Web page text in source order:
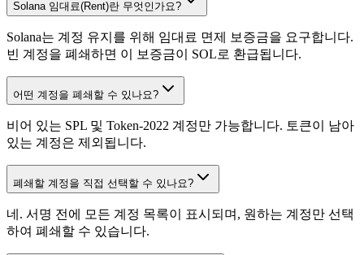
54EMe7aNqM...73nN8qB3AC54EMe
2
Solana 임대료(Rent)란 무엇인가요?
Solana는 계정 유지를 위해 임대료 면제 보증금을 요구합니다.
빈 계정을 폐쇄하면 이 보증금이 SOL로 환급됩니다.
어떤 계정을 폐쇄할 수 있나요?
비어 있는 SPL 및 Token-2022 계정만 가능합니다. 토큰이 남아
있는 계정은 제외됩니다.
폐쇄할 계정을 직접 선택할 수 있나요?
네. 서명 전에 모든 계정 목록이 표시되며, 원하는 계정만 선택
하여 폐쇄할 수 있습니다.